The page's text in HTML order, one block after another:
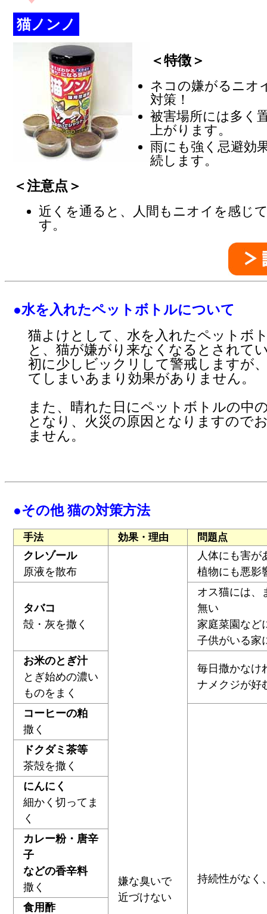
猫ノンノ
＜特徴＞
ネコの嫌がるニオ
対策！
被害場所には多く
上がります。
雨にも強く忌避効
続します。
＜注意点＞
近くを通ると、人間もニオイを感じ
す。
●水を入れたペットボトルについて
猫よけとして、水を入れたペットボ
と、猫が嫌がり来なくなるとされて
初に少しビックリして警戒しますが
てしまいあまり効果がありません。
また、晴れた日にペットボトルの中
となり、火災の原因となりますので
ません。
●その他 猫の対策方法
手法 効果・理由 問題点
クレゾール
原液を散布
嫌な臭いで
近づけない
人体にも害が
植物にも悪影
タバコ
殻・灰を撒く
オス猫には、
無い
家庭菜園など
子供がいる家
お米のとぎ汁
とぎ始めの濃い
ものをまく
毎日撒かなけ
ナメクジが好
コーヒーの粕
撒く
持続性がなく
ドクダミ茶等
茶殻を撒く
にんにく
細かく切ってま
く
カレー粉・唐辛
子
などの香辛料
撒く
食用酢